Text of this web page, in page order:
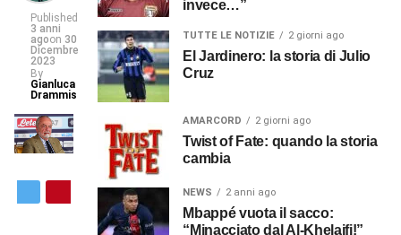
Published
3 anni
agoon 30
Dicembre
2023
By
Gianluca
Drammis
invece…”
TUTTE LE NOTIZIE 2 giorni ago
El Jardinero: la storia di Julio
Cruz
AMARCORD 2 giorni ago
Twist of Fate: quando la storia
cambia
NEWS 2 anni ago
Mbappé vuota il sacco:
“Minacciato dal Al-Khelaifi!”